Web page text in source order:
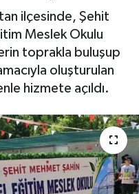
ilçesinde, Şehit
Meslek Okulu
toprakla buluşup
oluşturulan
hizmete açıldı.